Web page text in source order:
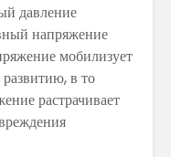
давление
напряжение
мобилизует
развитию, в то
растрачивает